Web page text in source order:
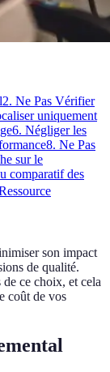
2. Ne Pas Vérifier
uniquement
6. Négliger les
8. Ne Pas
sur le
comparatif des
son impact
de qualité.
de ce choix, et cela
coût de vos